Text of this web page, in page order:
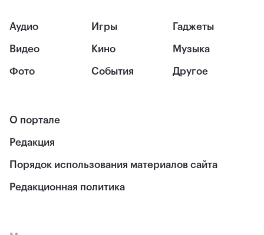
Аудио
Видео
Фото
Игры
Кино
События
Гаджеты
Музыка
Другое
О портале
Редакция
Порядок использования материалов сайта
Редакционная политика